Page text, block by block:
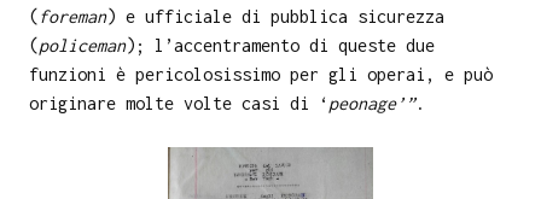
(foreman) e ufficiale di pubblica sicurezza
(policeman); l’accentramento di queste due
funzioni è pericolosissimo per gli operai, e può
originare molte volte casi di ‘ peonage’”.